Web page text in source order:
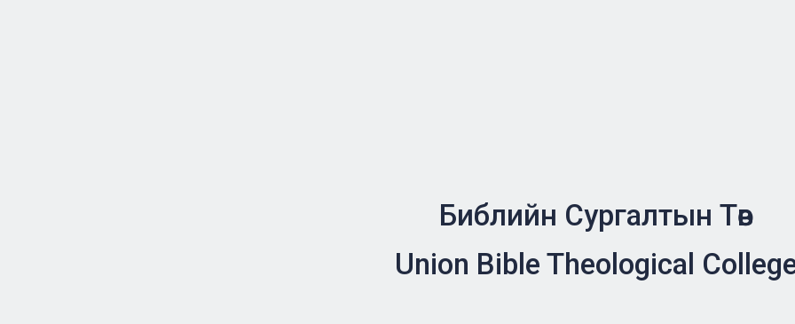
Библийн Сургалтын Төв
Union Bible Theological